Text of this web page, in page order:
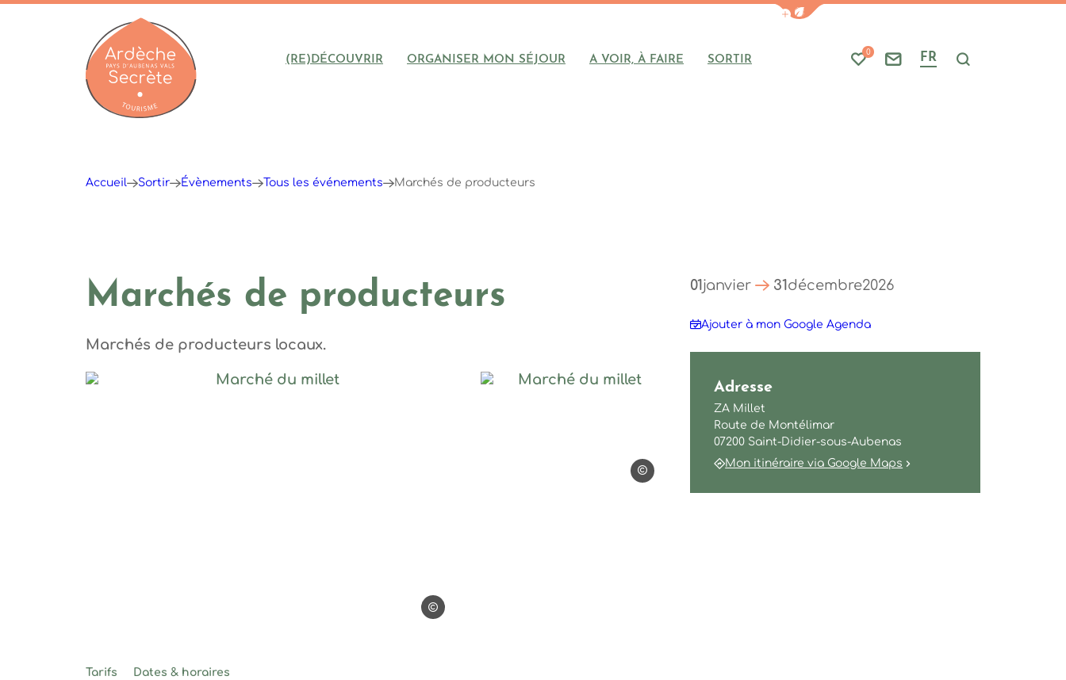
Afficher la barre de navigation du
(RE)DÉCOUVRIR ORGANISER MON SÉJOUR A VOIR, À FAIRE SORTIR Mes favoris
0
Nous contacter
FR Je recherche
Accueil Sortir Évènements Tous les événements Marchés de producteurs
Marchés de producteurs
Marchés de producteurs locaux.
Marché du millet, © Alexandra Cauquil
Alexandra Cauquil
Marché du millet, © Alexandra Cauquil
Alexandra Cauquil
Tarifs Dates & horaires
01 janvier 31 décembre2026
Ajouter à mon Google Agenda
Adresse
ZA Millet
Route de Montélimar
07200 Saint-Didier-sous-Aubenas
Mon itinéraire via Google Maps